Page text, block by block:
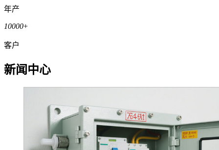
年产
10000+
客户
新闻中心